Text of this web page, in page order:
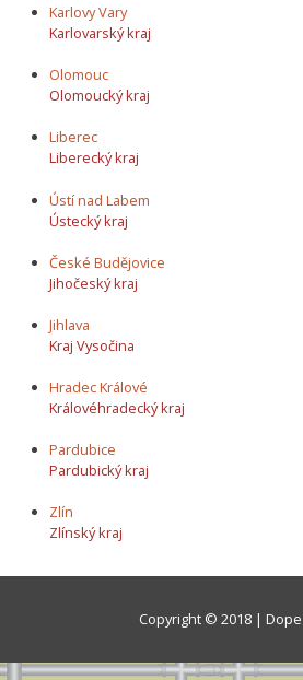
Karlovy Vary
Karlovarský kraj
Olomouc
Olomoucký kraj
Liberec
Liberecký kraj
Ústí nad Labem
Ústecký kraj
České Budějovice
Jihočeský kraj
Jihlava
Kraj Vysočina
Hradec Králové
Královéhradecký kraj
Pardubice
Pardubický kraj
Zlín
Zlínský kraj
Copyright © 2018 |